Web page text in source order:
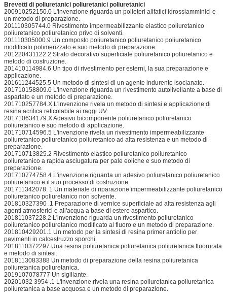
Brevetti di poliuretanici poliuretanici poliuretanici
200910252150.0 L'invenzione riguarda un polieteri alifatici idrossiamminici e
un metodo di preparazione.
201110305744.0 Rivestimento impermeabilizzante elastico poliuretanico
poliuretanico poliuretanico privo di solventi.
201110305000.9 Un composto poliuretanico poliuretanico poliuretanico
modificato polimerizzato e suo metodo di preparazione.
201220431122.2 Strato decorativo superficiale poliuretanico poliuretanico e
metodo di costruzione.
201410114984.6 Un tipo di rivestimento per esterni, la sua preparazione e
applicazione.
201611244525.5 Un metodo di sintesi di un agente indurente isocianato.
201710158809.0 L'invenzione riguarda un rivestimento autolivellante a base di
aspartato e un metodo di preparazione.
201710257784.X L'invenzione rivela un metodo di sintesi e applicazione di
resina acrilica reticolabile ai raggi UV.
201710634179.X Adesivo bicomponente poliuretanico poliuretanico
poliuretanico e suo metodo di applicazione.
201710714596.5 L'invenzione rivela un rivestimento impermeabilizzante
poliuretanico poliuretanico poliuretanico ad alta resistenza e un metodo di
preparazione.
201710713825.2 Rivestimento elastico poliuretanico poliuretanico
poliuretanico a rapida asciugatura per pale eoliche e suo metodo di
preparazione.
201710774758.4 L'invenzione riguarda un adesivo poliuretanico poliuretanico
poliuretanico e il suo processo di costruzione.
201711342078. 1 Un materiale di riparazione impermeabilizzante poliuretanico
poliuretanico poliuretanico non solvente.
201810327390 .1 Preparazione di vernice superficiale ad alta resistenza agli
agenti atmosferici e all'acqua a base di estere aspartico.
201811037228.2 L'invenzione riguarda un rivestimento poliuretanico
poliuretanico poliuretanico modificato al fluoro e un metodo di preparazione.
201810429201.1 Un metodo per la sintesi di resina primer antiolio per
pavimenti in calcestruzzo sporchi.
2018110372297 Una resina poliuretanica poliuretanica poliuretanica fluorurata
e metodo di sintesi.
2018113083388 Un metodo di preparazione della resina poliuretanica
poliuretanica poliuretanica.
2019107078777 Un sigillante.
20201032 3954 .1 L'invenzione rivela una resina poliuretanica poliuretanica
poliuretanica a base acquosa e un metodo di preparazione.